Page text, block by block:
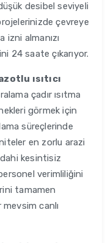
desibel seviyeli
çevreye
izni almanızı
24 saate çıkarıyor.
ısıtıcı
çadır ısıtma
görmek için
süreçlerinde
en zorlu arazi
kesintisiz
verimliliğini
tamamen
canlı